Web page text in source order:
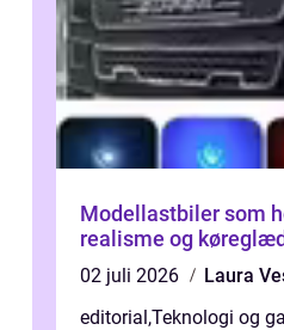
Modellastbiler som
realisme og
02 juli 2026
Laura
editorial,Teknologi og